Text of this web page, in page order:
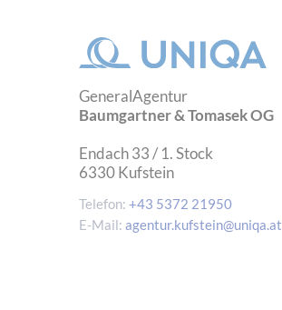
GeneralAgentur
Baumgartner & Tomasek OG
Endach 33 / 1. Stock
6330Kufstein
Telefon: +43 5372 21950
E-Mail: agentur.kufstein@uniqa.at